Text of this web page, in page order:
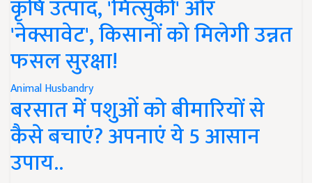
कृषि उत्पाद, 'मित्सुकी' और
'नेक्सावेट', किसानों को मिलेगी उन्नत
फसल सुरक्षा!
Animal Husbandry
बरसात में पशुओं को बीमारियों से
कैसे बचाएं? अपनाएं ये 5 आसान
उपाय..